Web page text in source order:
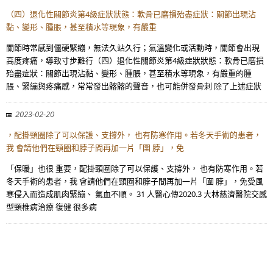
（四）退化性關節炎第4級症狀狀態：軟骨已磨損殆盡症狀：關節出現沾
黏、變形、腫脹，甚至積水等現象，有嚴重
關節時常感到僵硬緊繃，無法久站久行；氣溫變化或活動時，關節會出現
高度疼痛，導致寸步難行（四）退化性關節炎第4級症狀狀態：軟骨已磨損
殆盡症狀：關節出現沾黏、變形、腫脹，甚至積水等現象，有嚴重的腫
脹、緊繃與疼痛感，常常發出髂髂的聲音，也可能併發骨刺 除了上述症狀
2023-02-20
，配掛頸圈除了可以保護、支撐外， 也有防寒作用。若冬天手術的患者，
我 會請他們在頸圈和脖子間再加一片「圍 脖」，免
「保暖」也很 重要，配掛頸圈除了可以保護、支撐外， 也有防寒作用。若
冬天手術的患者，我 會請他們在頸圈和脖子間再加一片「圍 脖」，免受風
寒侵入而造成肌肉緊繃、 氣血不順。 31 人醫心傳2020.3 大林慈濟醫院交感
型頸椎病治療 復健 很多病